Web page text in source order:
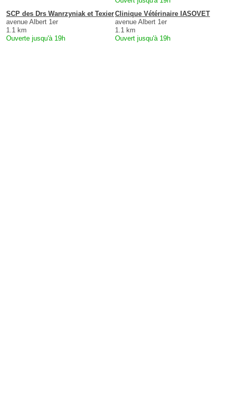
SCP des Drs Wanrzyniak et Texier
avenue Albert 1er
1.1 km
Ouverte jusqu'à 19h
Clinique Vétérinaire IASOVET
avenue Albert 1er
1.1 km
Ouvert jusqu'à 19h